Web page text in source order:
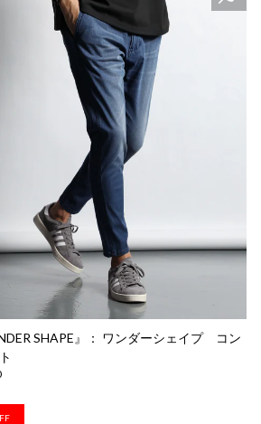
SHAPE』： ワンダーシェイプ コン